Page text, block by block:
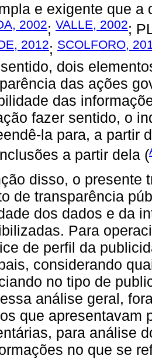
e exigente que a
2002; VALLE, 2002;
2012; SCOLFORO,
dois
das ações
das
fazer sentido, o
la para, a partir
a partir dela (
disso, o presente
de transparência
dos dados e da
Para
de perfil da
considerando
no tipo de
análise geral,
que apresentavam
para análise
no que se